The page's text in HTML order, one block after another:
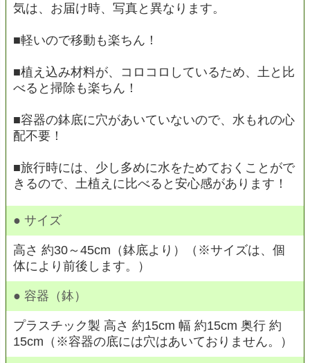
気は、お届け時、写真と異なります。
■軽いので移動も楽ちん！
■植え込み材料が、コロコロしているため、土と比
べると掃除も楽ちん！
■容器の鉢底に穴があいていないので、水もれの心
配不要！
■旅行時には、少し多めに水をためておくことがで
きるので、土植えに比べると安心感があります！
● サイズ
高さ 約30～45cm（鉢底より）（※サイズは、個
体により前後します。）
● 容器（鉢）
プラスチック製 高さ 約15cm 幅 約15cm 奥行 約
15cm（※容器の底には穴はあいておりません。）